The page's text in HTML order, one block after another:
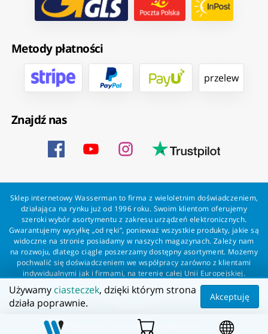
Metody płatności
przelew
Znajdź nas
Sklep internetowy Wasserman to firma z wieloletnim doświadczeniem,
działająca na rynku już od 1996 roku. Swoim klientom oferujemy
szeroki wybór asortymentu z zakresu urządzeń elektronicznych.
Gwarantujemy wysyłkę „od ręki”, ponieważ wszystkie produkty, jakie są
widoczne na stronie posiadamy w naszych magazynach. Zależy nam
na rozwoju, dlatego ciągle poszerzamy dostępny asortyment. Możemy
pochwalić się doświadczeniem we współpracy zarówno z klientami
indywidualnymi jak i firmami, na terenie całej Unii Europejskiej.
Zapewniamy profesjonalną obsługę każdego klienta oraz szybką i
bezproblemową realizację zamówień. Wasserman - wszystko dla
Wszelkie prawa zastrzeżone dla Wasserman.eu
Używamy ciasteczek, dzięki którym strona
działa poprawnie.
Akceptuję